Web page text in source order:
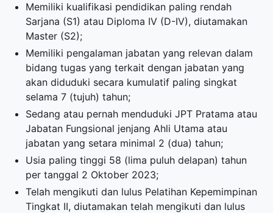
Memiliki kualifikasi pendidikan paling rendah
Sarjana (S1) atau Diploma IV (D-IV), diutamakan
Master (S2);
Memiliki pengalaman jabatan yang relevan dalam
bidang tugas yang terkait dengan jabatan yang
akan diduduki secara kumulatif paling singkat
selama 7 (tujuh) tahun;
Sedang atau pernah menduduki JPT Pratama atau
Jabatan Fungsional jenjang Ahli Utama atau
jabatan yang setara minimal 2 (dua) tahun;
Usia paling tinggi 58 (lima puluh delapan) tahun
per tanggal 2 Oktober 2023;
Telah mengikuti dan lulus Pelatihan Kepemimpinan
Tingkat II, diutamakan telah mengikuti dan lulus